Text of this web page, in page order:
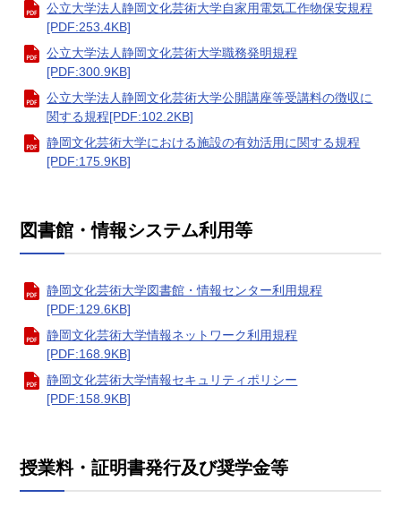
公立大学法人静岡文化芸術大学自家用電気工作物保安規程
[PDF:253.4KB]
公立大学法人静岡文化芸術大学職務発明規程
[PDF:300.9KB]
公立大学法人静岡文化芸術大学公開講座等受講料の徴収に
関する規程[PDF:102.2KB]
静岡文化芸術大学における施設の有効活用に関する規程
[PDF:175.9KB]
図書館・情報システム利用等
静岡文化芸術大学図書館・情報センター利用規程
[PDF:129.6KB]
静岡文化芸術大学情報ネットワーク利用規程
[PDF:168.9KB]
静岡文化芸術大学情報セキュリティポリシー
[PDF:158.9KB]
授業料・証明書発行及び奨学金等